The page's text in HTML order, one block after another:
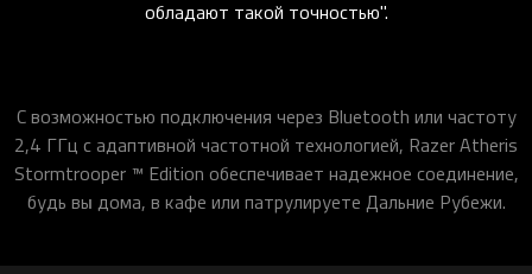
обладают такой точностью".
С возможностью подключения через Bluetooth или частоту
2,4 ГГц с адаптивной частотной технологией, Razer Atheris
Stormtrooper ™ Edition обеспечивает надежное соединение,
будь вы дома, в кафе или патрулируете Дальние Рубежи.